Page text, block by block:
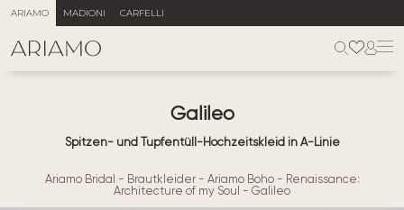
ARIAMO MADIONI CARFELLI
Galileo
Spitzen- und Tupfentüll-Hochzeitskleid in A-Linie
Ariamo Bridal - Brautkleider- Ariamo Boho- Renaissance:
Architecture of my Soul - Galileo